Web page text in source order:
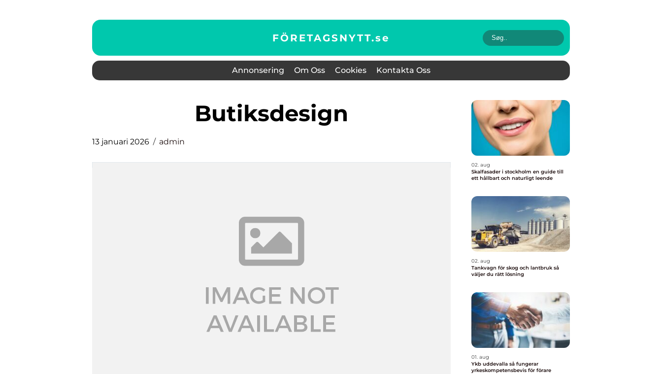
FÖRETAGSNYTT.se
Annonsering Om Oss Cookies Kontakta Oss
butiksdesign
13 januari 2026 admin
02. aug
Skalfasader i stockholm en guide till
ett hållbart och naturligt leende
02. aug
Tankvagn för skog och lantbruk så
väljer du rätt lösning
01. aug
Ykb uddevalla så fungerar
yrkeskompetensbevis för förare